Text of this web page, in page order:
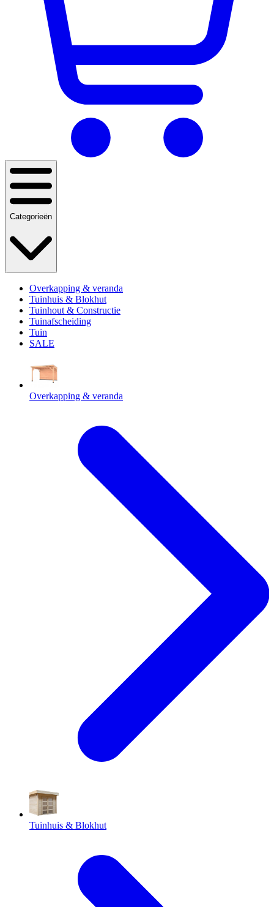
Categorieën
Overkapping & veranda
Tuinhuis & Blokhut
Tuinhout & Constructie
Tuinafscheiding
Tuin
SALE
Overkapping & veranda
Tuinhuis & Blokhut